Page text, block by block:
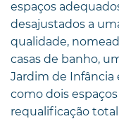
espaços
desajustados a
qualidade,
casas de banho,
Jardim de Infância
como dois
requalificação